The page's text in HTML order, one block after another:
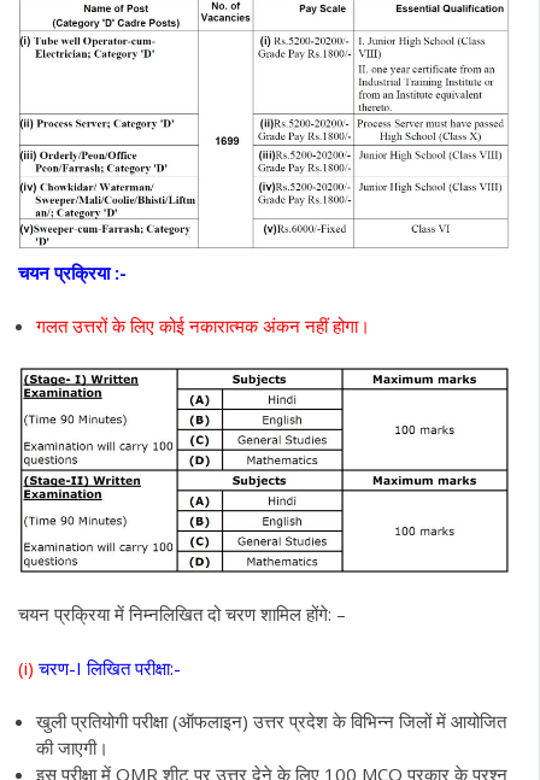
चयन प्रक्रिया:-
गलत उत्तरों के लिए कोई नकारात्मक अंकन नहीं होगा।
चयन प्रक्रिया में निम्नलिखित दो चरण शामिल होंगे: –
(i) चरण-I लिखित परीक्षा:-
खुली प्रतियोगी परीक्षा (ऑफलाइन) उत्तर प्रदेश के विभिन्न जिलों में आयोजित
की जाएगी।
इस परीक्षा में OMR शीट पर उत्तर देने के लिए 100 MCQ प्रकार के प्रश्न